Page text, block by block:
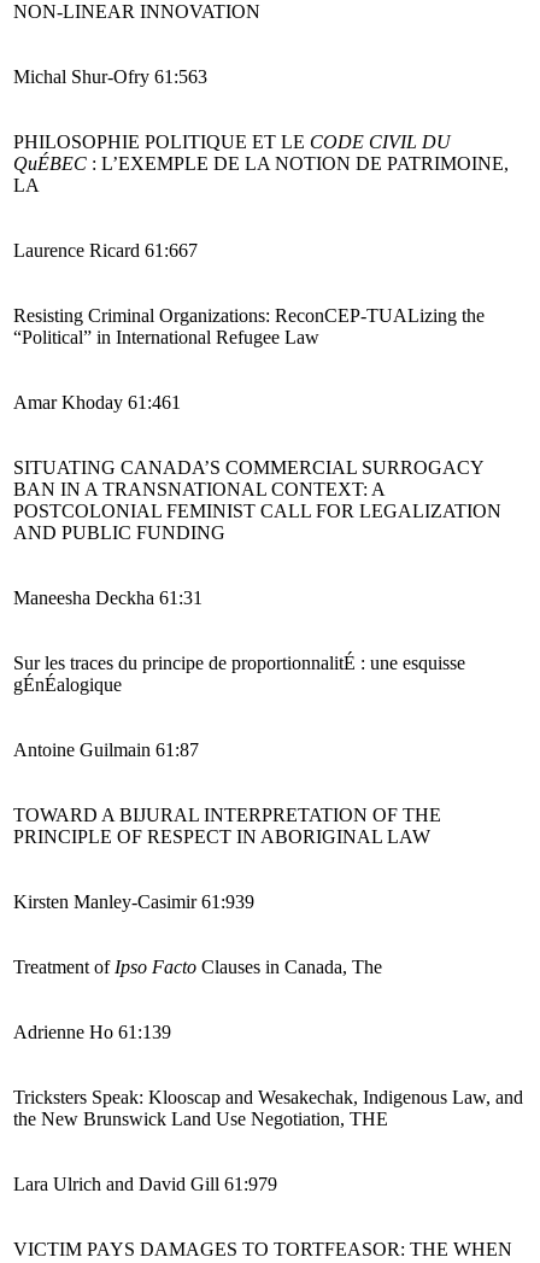
NON-LINEAR INNOVATION
Michal Shur-Ofry 61:563
PHILOSOPHIE POLITIQUE ET LE CODE CIVIL DU
QuÉBEC : L’EXEMPLE DE LA NOTION DE PATRIMOINE,
LA
Laurence Ricard 61:667
Resisting Criminal Organizations: ReconCEP-TUALizing the
“Political” in International Refugee Law
Amar Khoday 61:461
SITUATING CANADA’S COMMERCIAL SURROGACY
BAN IN A TRANSNATIONAL CONTEXT: A
POSTCOLONIAL FEMINIST CALL FOR LEGALIZATION
AND PUBLIC FUNDING
Maneesha Deckha 61:31
Sur les traces du principe de proportionnalitÉ : une esquisse
gÉnÉalogique
Antoine Guilmain 61:87
TOWARD A BIJURAL INTERPRETATION OF THE
PRINCIPLE OF RESPECT IN ABORIGINAL LAW
Kirsten Manley-Casimir 61:939
Treatment of Ipso Facto Clauses in Canada, The
Adrienne Ho 61:139
Tricksters Speak: Klooscap and Wesakechak, Indigenous Law, and
the New Brunswick Land Use Negotiation, THE
Lara Ulrich and David Gill 61:979
VICTIM PAYS DAMAGES TO TORTFEASOR: THE WHEN